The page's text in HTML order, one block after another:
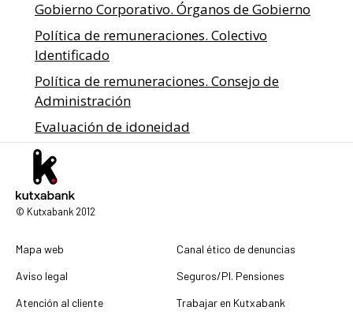
Gobierno Corporativo. Órganos de Gobierno
Política de remuneraciones. Colectivo
Identificado
Política de remuneraciones. Consejo de
Administración
Evaluación de idoneidad
Mapa web
Canal ético de denuncias
Aviso legal
Seguros/Pl. Pensiones
Atención al cliente
Trabajar en Kutxabank
© Kutxabank 2012